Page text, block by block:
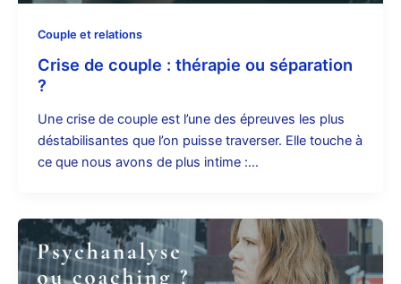
Couple et relations
Crise de couple : thérapie ou séparation
?
Une crise de couple est l’une des épreuves les plus
déstabilisantes que l’on puisse traverser. Elle touche à
ce que nous avons de plus intime :…